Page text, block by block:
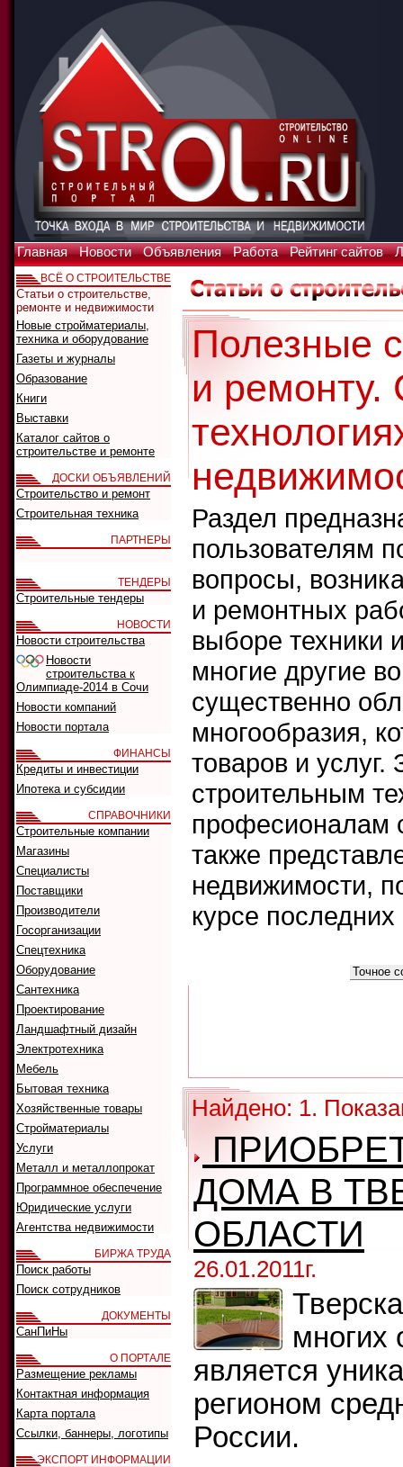
Главная Новости Объявления Работа Рейтинг сайтов
Полезные
и ремонту.
Раздел
пользователям
вопросы,
и ремонтных
выборе
многие другие
существенно
многообразия,
товаров и
строительным
професионалам
также
недвижимости,
курсе
Найдено: 1.
ДОМА В
ОБЛАСТИ
26.01.2011г.
многих
является
регионом
России.
ВСЁ О СТРОИТЕЛЬСТВЕ
Статьи о строительстве,
ремонте и недвижимости
Новые стройматериалы,
техника и оборудование
Газеты и журналы
Образование
Книги
Выставки
Каталог сайтов о
строительстве и ремонте
ДОСКИ ОБЪЯВЛЕНИЙ
Строительство и ремонт
Строительная техника
ПАРТНЕРЫ
ТЕНДЕРЫ
Строительные тендеры
НОВОСТИ
Новости строительства
Новости
строительства к
Олимпиаде-2014 в Сочи
Новости компаний
Новости портала
ФИНАНСЫ
Кредиты и инвестиции
Ипотека и субсидии
СПРАВОЧНИКИ
Строительные компании
Магазины
Специалисты
Поставщики
Производители
Госорганизации
Спецтехника
Оборудование
Сантехника
Проектирование
Ландшафтный дизайн
Электротехника
Мебель
Бытовая техника
Хозяйственные товары
Стройматериалы
Услуги
Металл и металлопрокат
Программное обеспечение
Юридические услуги
Агентства недвижимости
БИРЖА ТРУДА
Поиск работы
Поиск сотрудников
ДОКУМЕНТЫ
СанПиНы
О ПОРТАЛЕ
Размещение рекламы
Контактная информация
Карта портала
Ссылки, баннеры, логотипы
ЭКСПОРТ ИНФОРМАЦИИ